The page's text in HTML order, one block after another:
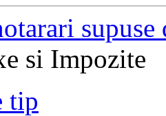
si Impozite
tip